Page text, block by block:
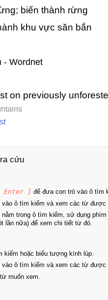
biến thành rừng
khu vực săn bắn
- Wordnet
on previously
cứu
Enter ] để đưa con trỏ vào ô tìm
vào ô tìm kiếm và xem các từ được
nằm trong ô tìm kiếm, sử dụng
lần nữa) để xem chi tiết từ đó.
kiếm hoặc biểu tượng kính lúp.
vào ô tìm kiếm và xem các từ
muốn xem.